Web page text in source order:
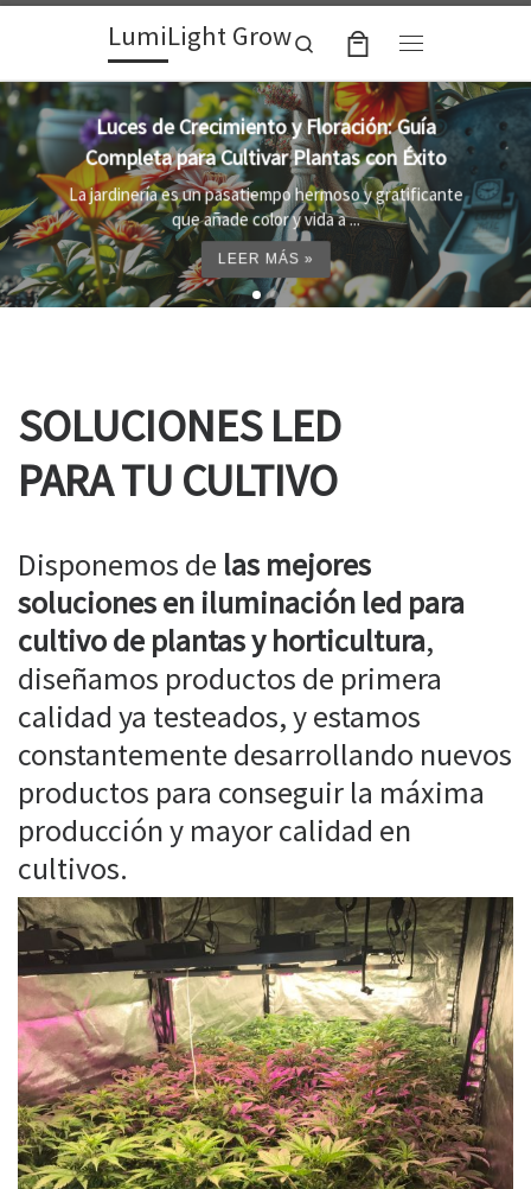
Skip to contentLumiLight Grow
Search
Lámparas para indoor: la clave para un
crecimiento óptimo de tus plantas
Al cultivar plantas en el interior, es importante
proporcionar el entorno adecuado ...
LEER MÁS »
SOLUCIONES LED
PARA TU CULTIVO
Disponemos de las mejores
soluciones en iluminación led para
cultivo de plantas y horticultura,
diseñamos productos de primera
calidad ya testeados, y estamos
constantemente desarrollando nuevos
productos para conseguir la máxima
producción y mayor calidad en
cultivos.